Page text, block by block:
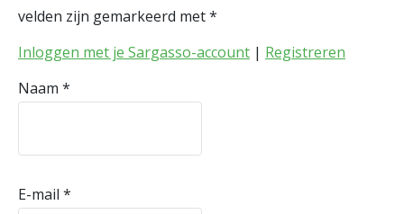
velden zijn gemarkeerd met*
Inloggen met je Sargasso-account | Registreren
Naam *
E-mail *